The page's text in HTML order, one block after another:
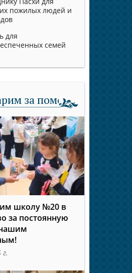
пожилых людей и
для
семей
за помощь
школу №20 в
за постоянную